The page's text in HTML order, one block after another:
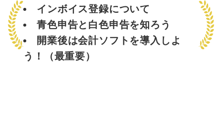
インボイス登録について
青色申告と白色申告を知ろう
開業後は会計ソフトを導入しよ
う！（最重要）